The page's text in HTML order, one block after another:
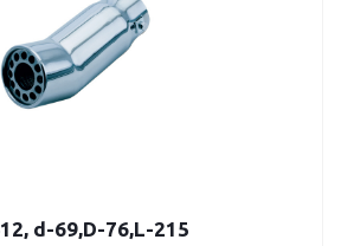
d-69,D-76,L-215